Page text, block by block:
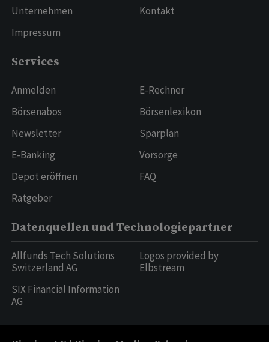
Unternehmen
Impressum
Kontakt
Services
Anmelden
Börsenabos
Newsletter
E-Banking
Depot eröffnen
Ratgeber
E-Rechner
Börsenlexikon
Sparplan
Vorsorge
FAQ
Datenquellen und Technologiepartner
Allfunds Tech Solutions
Switzerland AG
SIX Financial Information
AG
Logos provided by
Elbstream